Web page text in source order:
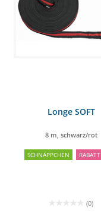
Longe SOFT
8 m, schwarz/rot
SCHNÄPPCHEN RABATT
(0)